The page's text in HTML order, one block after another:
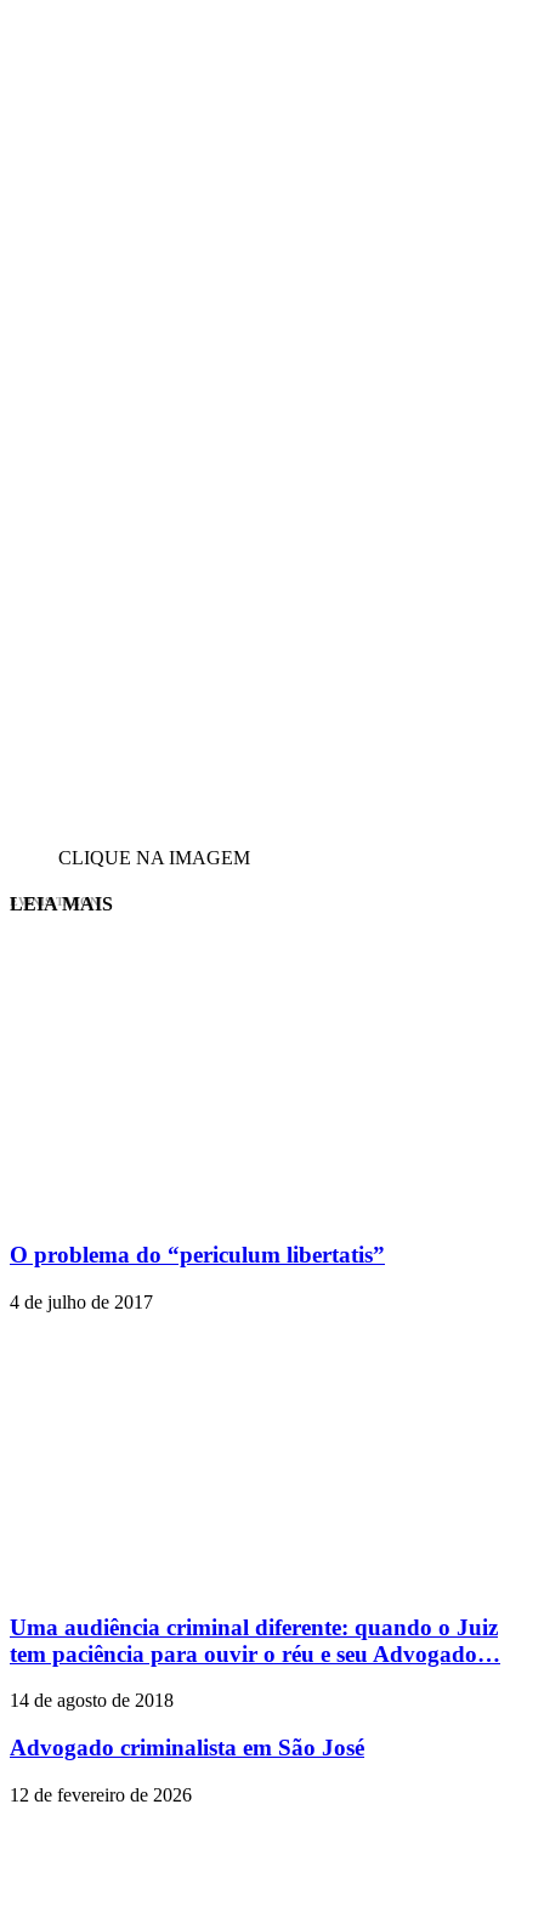
CLIQUE NA IMAGEM
EVINIS TALON
LEIA MAIS
O problema do “periculum libertatis”
4 de julho de 2017
Uma audiência criminal diferente: quando o Juiz
tem paciência para ouvir o réu e seu Advogado…
14 de agosto de 2018
Advogado criminalista em São José
12 de fevereiro de 2026